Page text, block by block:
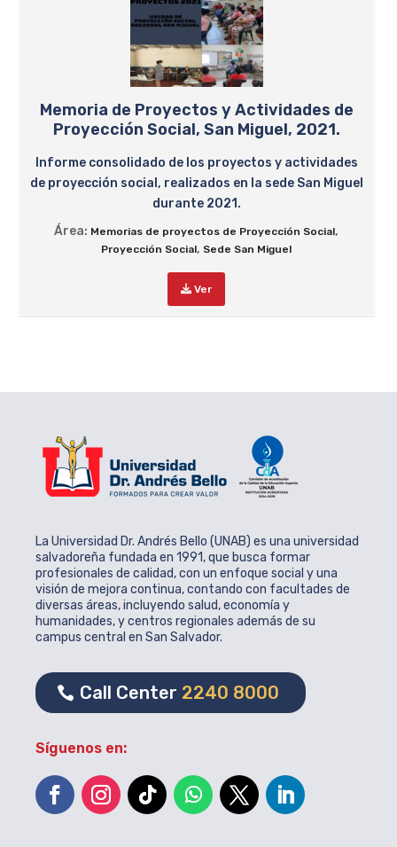
Memoria de Proyectos y Actividades de
Proyección Social, San Miguel, 2021.
Informe consolidado de los proyectos y actividades
de proyección social, realizados en la sede San Miguel
durante 2021.
Área: Memorias de proyectos de Proyección Social,
Proyección Social, Sede San Miguel
Ver
La Universidad Dr. Andrés Bello (UNAB) es una universidad
salvadoreña fundada en 1991, que busca formar
profesionales de calidad, con un enfoque social y una
visión de mejora continua, contando con facultades de
diversas áreas, incluyendo salud, economía y
humanidades, y centros regionales además de su
campus central en San Salvador.
Call Center 2240 8000
Síguenos en: